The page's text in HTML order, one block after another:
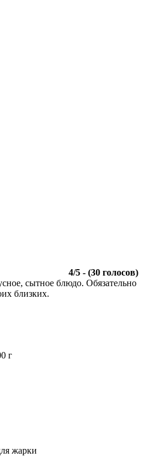
4/5 - (30 голосов)
сытное блюдо. Обязательно
близких.
г
жарки